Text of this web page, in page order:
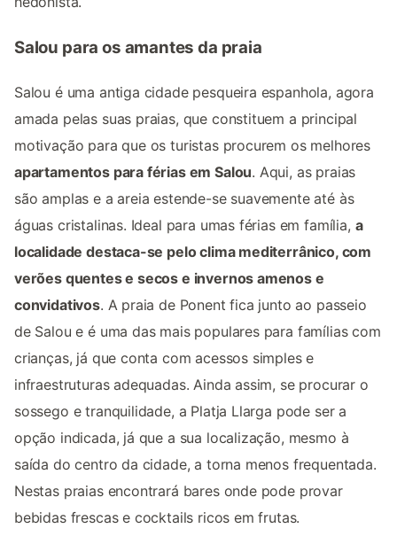
Salou para os amantes da praia
Salou é uma antiga cidade pesqueira espanhola, agora
amada pelas suas praias, que constituem a principal
motivação para que os turistas procurem os melhores
apartamentos para férias em Salou. Aqui, as praias
são amplas e a areia estende-se suavemente até às
águas cristalinas. Ideal para umas férias em família, a
localidade destaca-se pelo clima mediterrânico, com
verões quentes e secos e invernos amenos e
convidativos. A praia de Ponent fica junto ao passeio
de Salou e é uma das mais populares para famílias com
crianças, já que conta com acessos simples e
infraestruturas adequadas. Ainda assim, se procurar o
sossego e tranquilidade, a Platja Llarga pode ser a
opção indicada, já que a sua localização, mesmo à
saída do centro da cidade, a torna menos frequentada.
Nestas praias encontrará bares onde pode provar
bebidas frescas e cocktails ricos em frutas.